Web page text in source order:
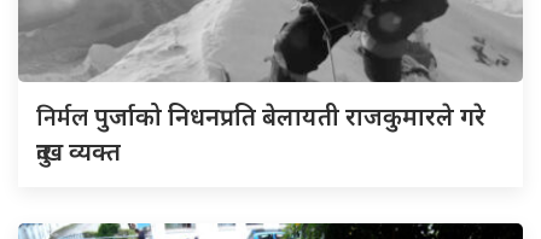
निर्मलपुर्जाको निधनप्रति बेलायती राजकुमारले गरे
दुःख व्यक्त